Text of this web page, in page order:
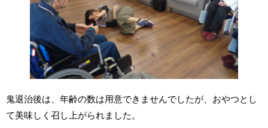
鬼退治後は、年齢の数は用意できませんでしたが、おやつとし
て美味しく召し上がられました。